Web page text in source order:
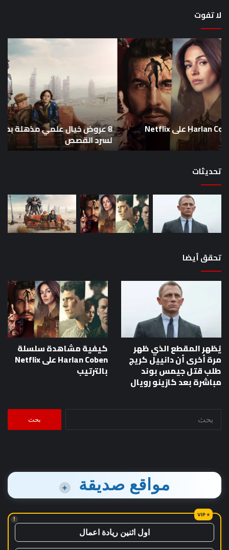
لا تفوت
8
عروض
خيال
علمي
مذهلة
بصريًا
تضع
معايير
جديدة
لسرد
القصص
8 عروض خيال علمي مذهلة بصريًا تضع معايير جديدة
لسرد القصص
تحديثات
تحقق أيضا
يُظهر المقطع الذي ظهر
مرة أخرى أن دانييل كريج
طلب قتل جيمس بوند
مباشرة بعد كازينو رويال
كيفية مشاهدة سلسلة
Harlan Coben على Netflix
بالترتيب
مواقع صديقة +
!
اول اثنين ريادة اعمال